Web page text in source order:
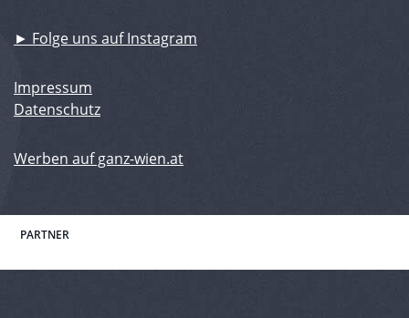
► Folge uns auf Instagram
Impressum
Datenschutz
Werben auf ganz-wien.at
PARTNER